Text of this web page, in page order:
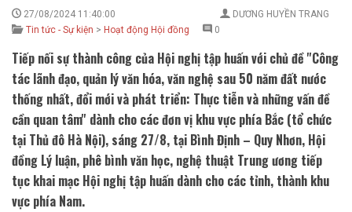
27/08/2024 11:40:00
DƯƠNG HUYỀN TRANG
Tin tức - Sự kiện > Hoạt động Hội đồng 0
Tiếp nối sự thành công của Hội nghị tập huấn với chủ đề ''Công
tác lãnh đạo, quản lý văn hóa, văn nghệ sau 50 năm đất nước
thống nhất, đổi mới và phát triển: Thực tiễn và những vấn đề
cần quan tâm'' dành cho các đơn vị khu vực phía Bắc (tổ chức
tại Thủ đô Hà Nội), sáng 27/8, tại Bình Định – Quy Nhơn, Hội
đồng Lý luận, phê bình văn học, nghệ thuật Trung ương tiếp
tục khai mạc Hội nghị tập huấn dành cho các tỉnh, thành khu
vực phía Nam.